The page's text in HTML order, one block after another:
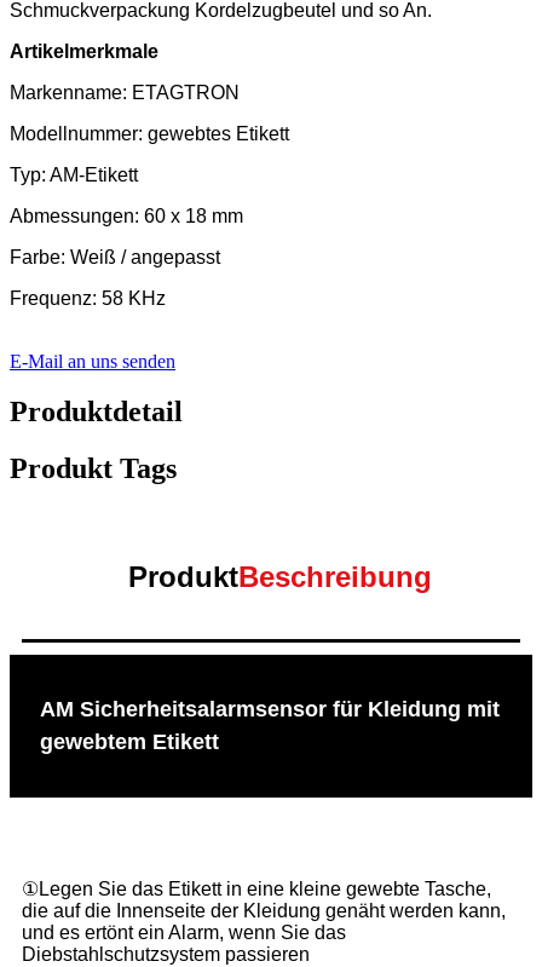
Schmuckverpackung Kordelzugbeutel und so An.
Artikelmerkmale
Markenname: ETAGTRON
Modellnummer: gewebtes Etikett
Typ: AM-Etikett
Abmessungen: 60 x 18 mm
Farbe: Weiß / angepasst
Frequenz: 58 KHz
E-Mail an uns senden
Produktdetail
Produkt Tags
ProduktBeschreibung
AM Sicherheitsalarmsensor für Kleidung mit
gewebtem Etikett
①Legen Sie das Etikett in eine kleine gewebte Tasche,
die auf die Innenseite der Kleidung genäht werden kann,
und es ertönt ein Alarm, wenn Sie das
Diebstahlschutzsystem passieren